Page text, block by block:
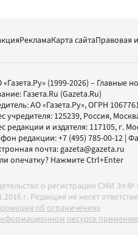
РекламаКарта сайтаПравовая
(1999-2026) – Главные
Газета.Ru (Gazeta.Ru)
АО «Газета.Ру», ОГРН
учредителя: 125239, Россия,
редакции и издателя: 117105, г.
редакции:+7 (495) 785-00-12 |
почта:gazeta@gazeta.ru
опечатку? Нажмите Ctrl+Enter
о регистрации СМИ Эл
г. Редакция не несет
об ограничениях
ресурсе